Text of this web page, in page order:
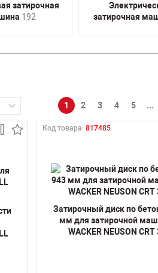
затирочная
192
затирочная
1 2 3 4 5 ...
Код товара:817485
Затирочный диск по
мм для затирочной
WACKER NEUSON CRT